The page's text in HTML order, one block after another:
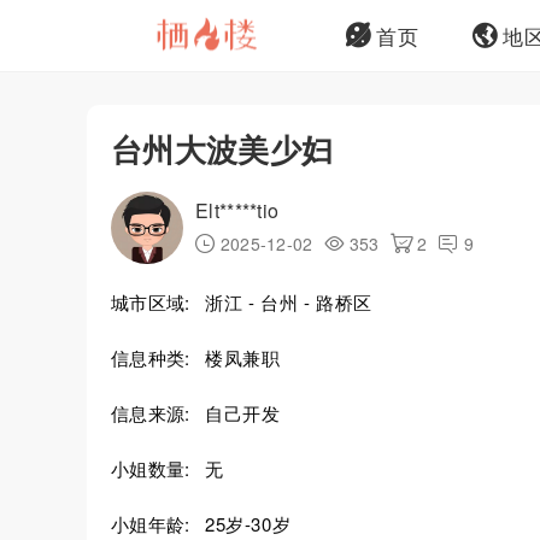
首页 地
台州大波美少妇
Elt*****tio
2025-12-02 353 2 9
城市区域: 浙江 - 台州 - 路桥区
信息种类: 楼凤兼职
信息来源: 自己开发
小姐数量: 无
小姐年龄: 25岁-30岁